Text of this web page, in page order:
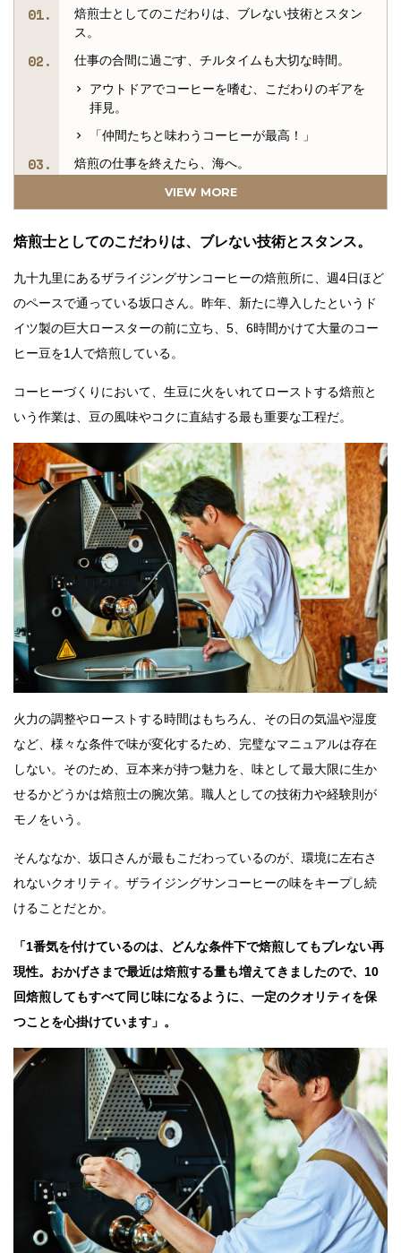
焙煎士としてのこだわりは、ブレない技術とスタン
ス。
仕事の合間に過ごす、チルタイムも大切な時間。
アウトドアでコーヒーを嗜む、こだわりのギアを
拝見。
「仲間たちと味わうコーヒーが最高！」
焙煎の仕事を終えたら、海へ。
海に入るときは時計のバンドにもこだわりが。
豊かに。
セイコー ダイバーズ の歴史を紡ぐ3モデルを用意。
VIEW MORE
焙煎士としてのこだわりは、ブレない技術とスタンス。
九十九里にあるザライジングサンコーヒーの焙煎所に、週4日ほど
のペースで通っている坂口さん。昨年、新たに導入したというド
イツ製の巨大ロースターの前に立ち、5、6時間かけて大量のコー
ヒー豆を1人で焙煎している。
コーヒーづくりにおいて、生豆に火をいれてローストする焙煎と
いう作業は、豆の風味やコクに直結する最も重要な工程だ。
火力の調整やローストする時間はもちろん、その日の気温や湿度
など、様々な条件で味が変化するため、完璧なマニュアルは存在
しない。そのため、豆本来が持つ魅力を、味として最大限に生か
せるかどうかは焙煎士の腕次第。職人としての技術力や経験則が
モノをいう。
そんななか、坂口さんが最もこだわっているのが、環境に左右さ
れないクオリティ。ザライジングサンコーヒーの味をキープし続
けることだとか。
「1番気を付けているのは、どんな条件下で焙煎してもブレない再
現性。おかげさまで最近は焙煎する量も増えてきましたので、10
回焙煎してもすべて同じ味になるように、一定のクオリティを保
つことを心掛けています」。